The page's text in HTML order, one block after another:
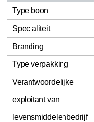
Type boon
Specialiteit
Branding
Type verpakking
Verantwoordelijke
exploitant van
levensmiddelenbedrijf